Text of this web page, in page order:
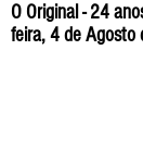
O Original - 24
feira, 4 de Agosto